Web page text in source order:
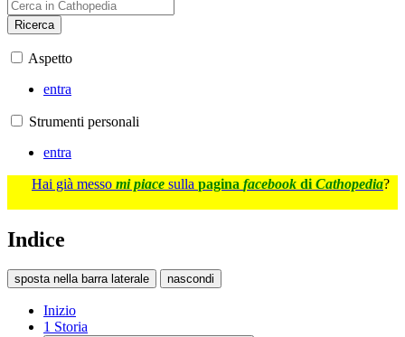
Ricerca
Aspetto
entra
Strumenti personali
entra
Hai già messo mi piace sulla pagina facebook di Cathopedia?
Indice
sposta nella barra laterale nascondi
Inizio
1 Storia